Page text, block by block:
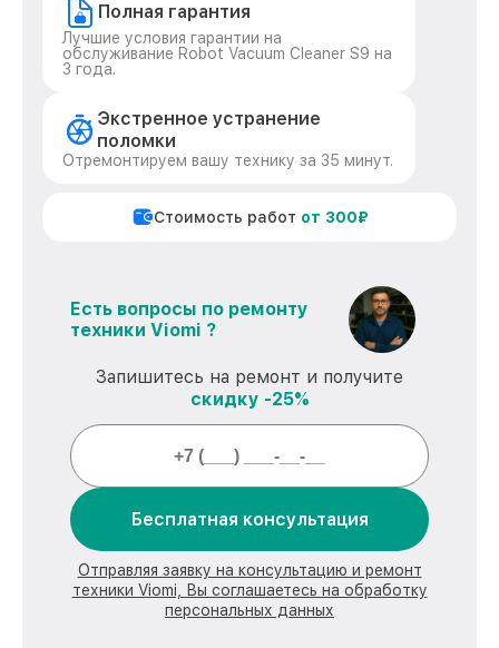
Полная гарантия
Лучшие условия гарантии на
обслуживание Robot Vacuum Cleaner S9 на
3 года.
Экстренное устранение
поломки
Отремонтируем вашу технику за 35 минут.
Стоимость работ от 300₽
Есть вопросы по ремонту
техники Viomi ?
Запишитесь на ремонт и получите
скидку -25%
Бесплатная консультация
Отправляя заявку на консультацию и ремонт
техники Viomi, Вы соглашаетесь на обработку
персональных данных